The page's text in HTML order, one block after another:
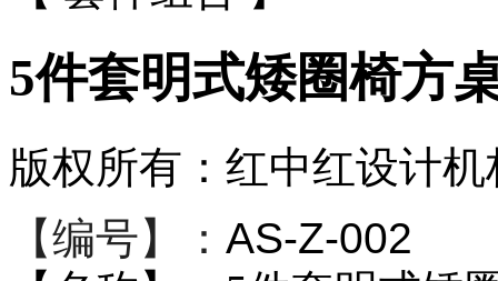
5件套明式矮圈椅方
版权所有：红中红设计机
【编号】： AS-Z-002